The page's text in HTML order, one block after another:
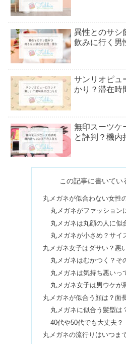
異性とのサシ
飲みに行く男
サンリオピュ
かり？滞在時
無印スーツケ
と評判？機内
ーを調査して
ホットヨガ
クター退職の
馬油を塗り続
リット｜洗顔
インナーカラ
い？大人上品
この記事に書いてい
丸メガネが似合わない女性
丸メガネがファッション
丸メガネは丸顔の人に似
丸メガネが小さめ？サイ
丸メガネ女子はダサい？悪
丸メガネはむかつく？そ
丸メガネは気持ち悪いっ
丸メガネ女子は男ウケが
丸メガネが似合う顔は？面
丸メガネに似合う髪型は
40代や50代でも大丈夫？
丸メガネの流行りはいつま